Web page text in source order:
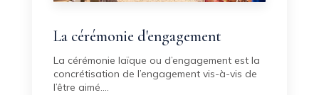
La cérémonie d'engagement
La cérémonie laïque ou d’engagement est la
concrétisation de l’engagement vis-à-vis de
l’être aimé....